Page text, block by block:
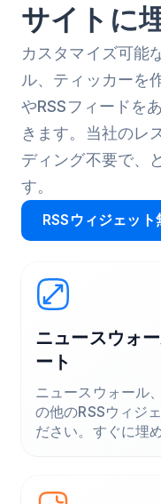
サイトに
カスタマイズ可能
ル、ティッカーを
やRSSフィードを
きます。当社のレ
ディング不要で、
す。
RSSウィジェット
ニュースウォ
ート
ニュースウォール
の他のRSSウィジ
ださい。すぐに埋